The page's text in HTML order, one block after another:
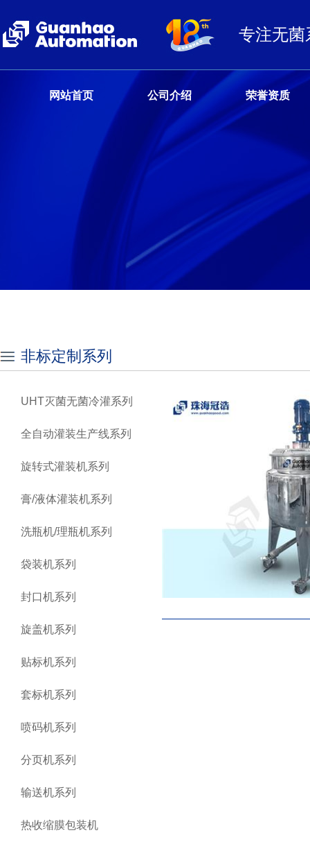
专注无菌
网站首页 公司介绍 荣誉资质
非标定制系列
UHT灭菌无菌冷灌系列
全自动灌装生产线系列
旋转式灌装机系列
膏/液体灌装机系列
洗瓶机/理瓶机系列
袋装机系列
封口机系列
旋盖机系列
贴标机系列
套标机系列
喷码机系列
分页机系列
输送机系列
热收缩膜包装机